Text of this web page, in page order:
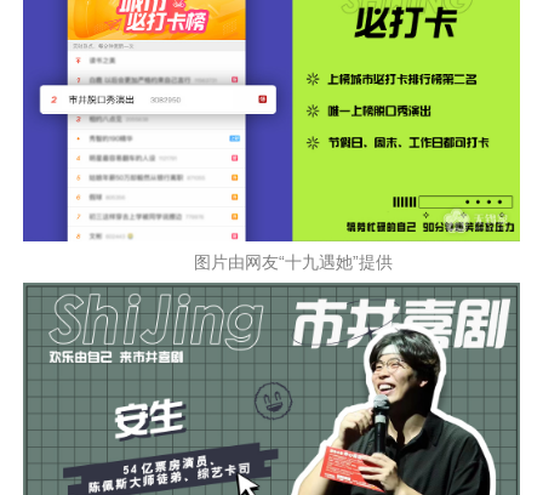
图片由网友“十九遇她”提供